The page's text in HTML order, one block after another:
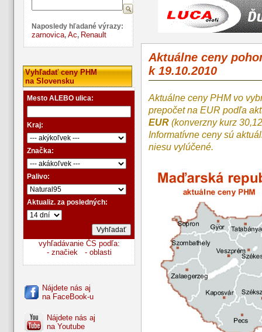
Naposledy hľadané výrazy:
zarnovica, Ac, Renault
Vyhľadať ceny PHM
na Slovensku
Mesto ALEBO ulica:
Kraj:
Značka:
Palivo:
Aktualiz. za posledných:
vyhľadávanie ČS podľa:
- značiek
- oblasti
Nájdete nás aj
na FaceBook-u
Nájdete nás aj
na Youtube
Aktuálne ceny
k 19.10.2010
Aktuálne ceny PHM vo
prepočet na EUR podľa
EUR (konverzny kurz
Informatívne ceny sú
niesu vylúčené.